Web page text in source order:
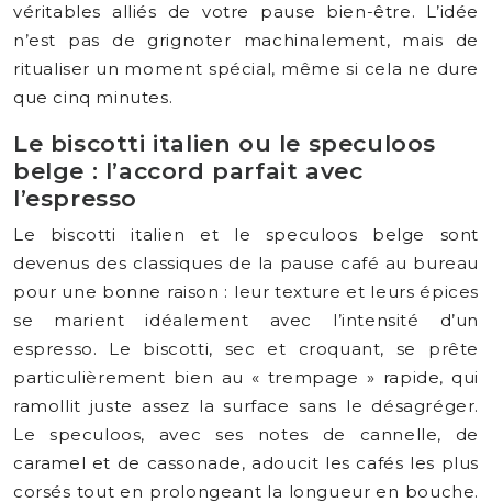
véritables alliés de votre pause bien-être. L’idée
n’est pas de grignoter machinalement, mais de
ritualiser un moment spécial, même si cela ne dure
que cinq minutes.
Le biscotti italien ou le speculoos
belge : l’accord parfait avec
l’espresso
Le biscotti italien et le speculoos belge sont
devenus des classiques de la pause café au bureau
pour une bonne raison : leur texture et leurs épices
se marient idéalement avec l’intensité d’un
espresso. Le biscotti, sec et croquant, se prête
particulièrement bien au « trempage » rapide, qui
ramollit juste assez la surface sans le désagréger.
Le speculoos, avec ses notes de cannelle, de
caramel et de cassonade, adoucit les cafés les plus
corsés tout en prolongeant la longueur en bouche.